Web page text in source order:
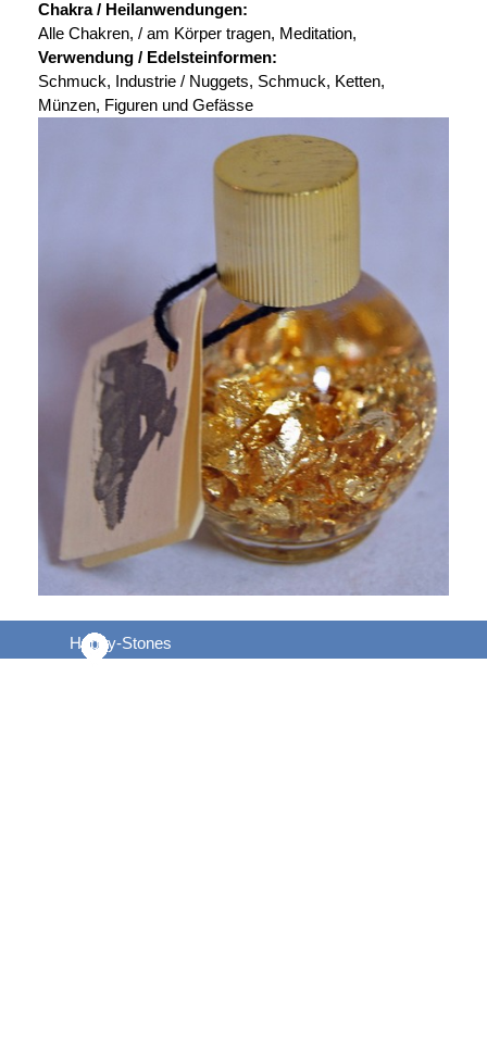
Chakra / Heilanwendungen:
Alle Chakren, / am Körper tragen, Meditation,
Verwendung / Edelsteinformen:
Schmuck, Industrie / Nuggets, Schmuck, Ketten,
Münzen, Figuren und Gefässe
Happy-Stones